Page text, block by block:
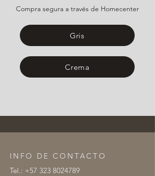
Compra segura a través de Homecenter
Gris
Crema
INFO DE CONTACTO
Tel.: +57 323 8024789